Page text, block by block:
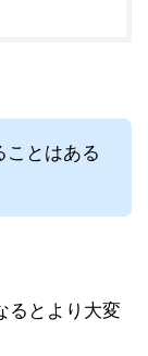
とはある
るとより大変